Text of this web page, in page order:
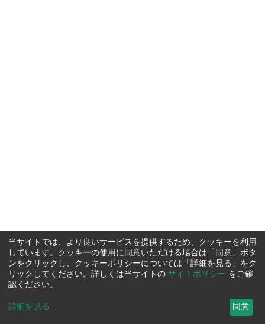
当サイトでは、より良いサービスを提供するため、クッキーを利用
しています。クッキーの使用に同意いただける場合は「同意」ボタ
ンをクリックし、クッキーポリシーについては「詳細を見る」をク
リックしてください。詳しくは当サイトの サイトポリシー をご確
認ください。
詳細を見る ... 同意